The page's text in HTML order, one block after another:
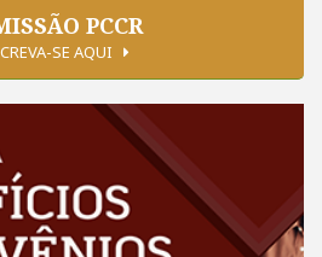
PCCR
SE AQUI